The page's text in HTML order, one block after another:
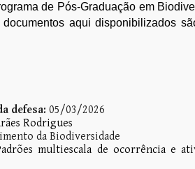
de Pós-Graduação em
aqui disponibilizados
defesa: 05/03/2026
Rodrigues
da Biodiversidade
multiescala de ocorrência e